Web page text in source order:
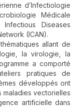
d’Infectiologie
Médicale
Diseases
(ICAN).
allant de
la virologie, la
a comporté
pratiques de
développés ont
maladies vectorielles
artificielle dans